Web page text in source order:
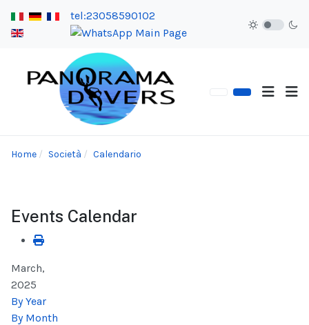
tel:23058590102
Home Società Calendario
Events Calendar
March,
2025
By Year
By Month